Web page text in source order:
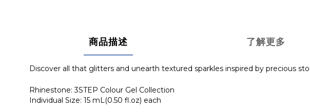
商品描述 了解更多
Discover all that glitters and unearth textured sparkles inspired by precious
Rhinestone: 3STEP Colour Gel Collection
Individual Size: 15 mL(0.50 fl.oz) each